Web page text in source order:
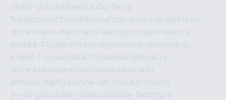
raytor-d.ruatillagunn.ru3d-file.ru
1xbeticricetc1xbetti5.ruuafoot-statti.rue-abis1c.ru
store-brawl-stars.rukts-services.rudark-sand.ru
sindika-01.rusp-life.rux-legion.rusib-archives.ru
e-abis-1-c.rusindika01.ruvenda-festival.ru
store-brawlstars.rudooraleksandria.ru
antenna-highly.ru mine-lab-msk.ru1-mus.ru
3-sex-porn.ruban-damn.rupurse-factory.ru